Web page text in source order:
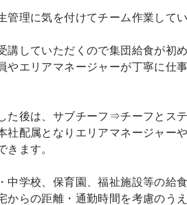
管理に気を付けてチーム作業してい
講していただくので集団給食が初
やエリアマネージャーが丁寧に仕
た後は、サブチーフ⇒チーフとス
社配属となりエリアマネージャー
きます。
中学校、保育園、福祉施設等の給
からの距離・通勤時間を考慮のう